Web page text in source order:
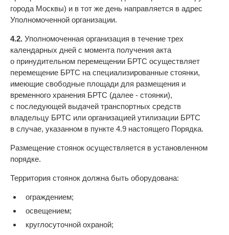
города Москвы) и в тот же день направляется в адрес
Уполномоченной организации.
4.2. Уполномоченная организация в течение трех
календарных дней с момента получения акта
о принудительном перемещении БРТС осуществляет
перемещение БРТС на специализированные стоянки,
имеющие свободные площади для размещения и
временного хранения БРТС (далее - стоянки),
с последующей выдачей транспортных средств
владельцу БРТС или организацией утилизации БРТС
в случае, указанном в пункте 4.9 настоящего Порядка.
Размещение стоянок осуществляется в установленном
порядке.
Территория стоянок должна быть оборудована:
ограждением;
освещением;
круглосуточной охраной;